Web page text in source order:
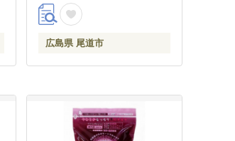
広島県 尾道市